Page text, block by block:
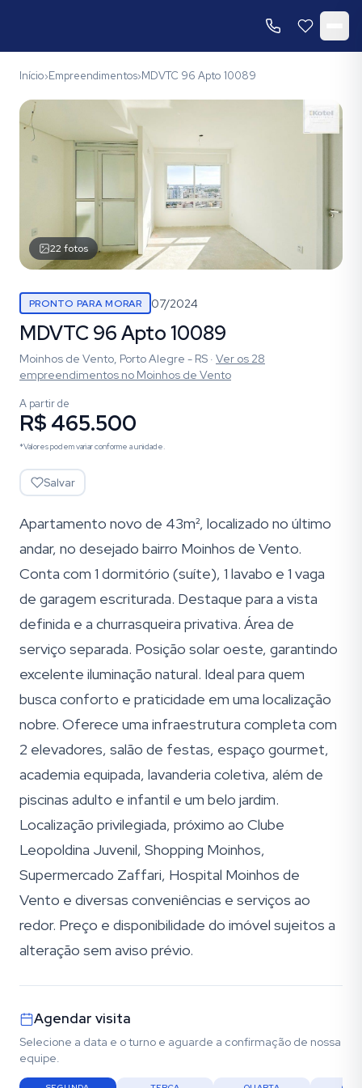
Início›Empreendimentos›MDVTC 96 Apto 10089
22 fotos
PRONTO PARA MORAR 07/2024
MDVTC 96 Apto 10089
Moinhos de Vento, Porto Alegre - RS · Ver os 28
empreendimentos no Moinhos de Vento
A partir de
R$ 465.500
*Valores podem variar conforme a unidade.
Salvar
Apartamento novo de 43m², localizado no último
andar, no desejado bairro Moinhos de Vento.
Conta com 1 dormitório (suíte), 1 lavabo e 1 vaga
de garagem escriturada. Destaque para a vista
definida e a churrasqueira privativa. Área de
serviço separada. Posição solar oeste, garantindo
excelente iluminação natural. Ideal para quem
busca conforto e praticidade em uma localização
nobre. Oferece uma infraestrutura completa com
2 elevadores, salão de festas, espaço gourmet,
academia equipada, lavanderia coletiva, além de
piscinas adulto e infantil e um belo jardim.
Localização privilegiada, próximo ao Clube
Leopoldina Juvenil, Shopping Moinhos,
Supermercado Zaffari, Hospital Moinhos de
Vento e diversas conveniências e serviços ao
redor. Preço e disponibilidade do imóvel sujeitos a
alteração sem aviso prévio.
Agendar visita
Selecione a data e o turno e aguarde a confirmação de nossa
equipe.